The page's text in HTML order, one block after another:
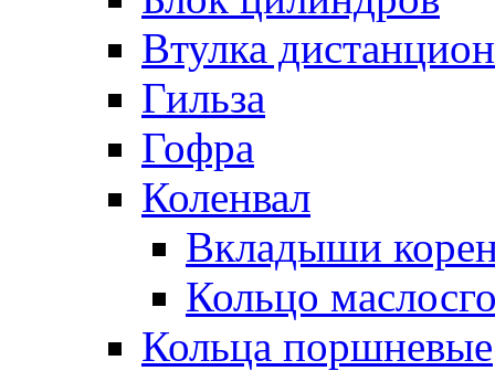
Втулка
Гильза
Гофра
Коленвал
Вкладыши
Кольцо
Кольца поршневые